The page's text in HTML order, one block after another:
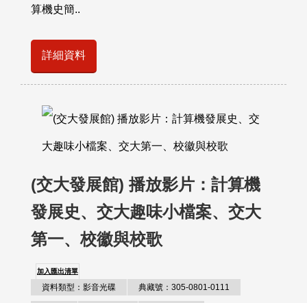
算機史簡..
詳細資料
(交大發展館) 播放影片：計算機
發展史、交大趣味小檔案、交大
第一、校徽與校歌
加入匯出清單
資料類型：影音光碟 典藏號：305-0801-0111